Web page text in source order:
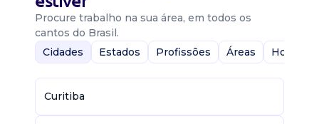
Procure trabalho na sua área, em todos os
cantos do Brasil.
Cidades
Estados Profissões Áreas Home-
Curitiba